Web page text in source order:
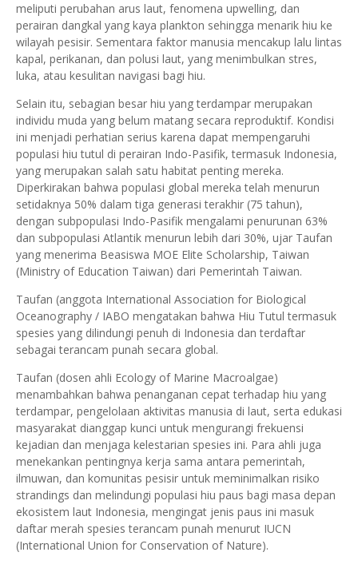
meliputi perubahan arus laut, fenomena upwelling, dan
perairan dangkal yang kaya plankton sehingga menarik hiu ke
wilayah pesisir. Sementara faktor manusia mencakup lalu lintas
kapal, perikanan, dan polusi laut, yang menimbulkan stres,
luka, atau kesulitan navigasi bagi hiu.
Selain itu, sebagian besar hiu yang terdampar merupakan
individu muda yang belum matang secara reproduktif. Kondisi
ini menjadi perhatian serius karena dapat mempengaruhi
populasi hiu tutul di perairan Indo-Pasifik, termasuk Indonesia,
yang merupakan salah satu habitat penting mereka.
Diperkirakan bahwa populasi global mereka telah menurun
setidaknya 50% dalam tiga generasi terakhir (75 tahun),
dengan subpopulasi Indo-Pasifik mengalami penurunan 63%
dan subpopulasi Atlantik menurun lebih dari 30%, ujar Taufan
yang menerima Beasiswa MOE Elite Scholarship, Taiwan
(Ministry of Education Taiwan) dari Pemerintah Taiwan.
Taufan (anggota International Association for Biological
Oceanography / IABO mengatakan bahwa Hiu Tutul termasuk
spesies yang dilindungi penuh di Indonesia dan terdaftar
sebagai terancam punah secara global.
Taufan (dosen ahli Ecology of Marine Macroalgae)
menambahkan bahwa penanganan cepat terhadap hiu yang
terdampar, pengelolaan aktivitas manusia di laut, serta edukasi
masyarakat dianggap kunci untuk mengurangi frekuensi
kejadian dan menjaga kelestarian spesies ini. Para ahli juga
menekankan pentingnya kerja sama antara pemerintah,
ilmuwan, dan komunitas pesisir untuk meminimalkan risiko
strandings dan melindungi populasi hiu paus bagi masa depan
ekosistem laut Indonesia, mengingat jenis paus ini masuk
daftar merah spesies terancam punah menurut IUCN
(International Union for Conservation of Nature).